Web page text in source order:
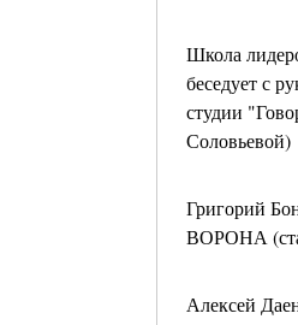
Школа
беседует с
студии
Соловьевой)
Григорий
ВОРОНА
Алексей